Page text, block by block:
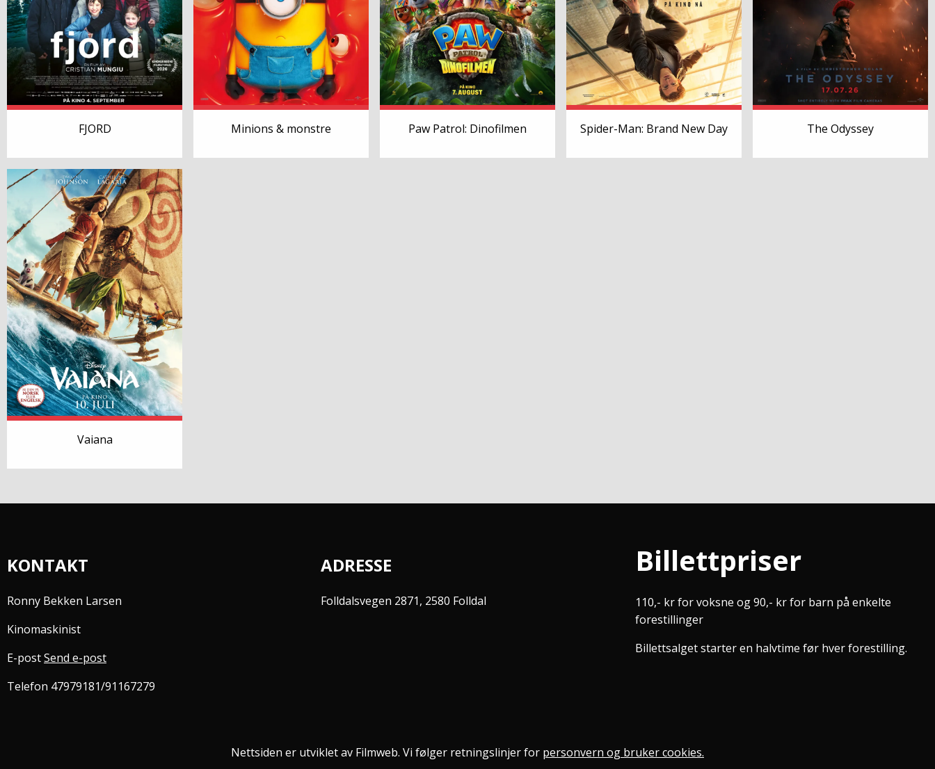
FJORD Minions & monstre Paw Patrol: Dinofilmen Spider-Man: Brand New Day The Odyssey
Vaiana
KONTAKT
Ronny Bekken Larsen
Kinomaskinist
E-postSend e-post
Telefon 47979181/91167279
ADRESSE
Folldalsvegen 2871, 2580 Folldal
Billettpriser
110,- kr for voksne og 90,- kr for barn på enkelte
forestillinger
Billettsalget starter en halvtime før hver forestilling.
Nettsiden er utviklet av Filmweb. Vi følger retningslinjer for personvern og bruker cookies.